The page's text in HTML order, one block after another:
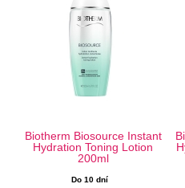
Biotherm Biosource Instant
Hydration Toning Lotion
200ml
Do 10 dní